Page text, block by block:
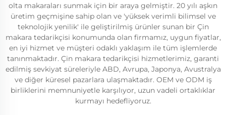
olta makaraları sunmak için bir araya gelmiştir. 20 yılı aşkın
üretim geçmişine sahip olan ve 'yüksek verimli bilimsel ve
teknolojik yenilik' ile geliştirilmiş ürünler sunan bir Çin
makara tedarikçisi konumunda olan firmamız, uygun fiyatlar,
en iyi hizmet ve müşteri odaklı yaklaşım ile tüm işlemlerde
tanınmaktadır. Çin makara tedarikçisi hizmetlerimiz, garanti
edilmiş sevkiyat süreleriyle ABD, Avrupa, Japonya, Avustralya
ve diğer küresel pazarlara ulaşmaktadır. OEM ve ODM iş
birliklerini memnuniyetle karşılıyor, uzun vadeli ortaklıklar
kurmayı hedefliyoruz.